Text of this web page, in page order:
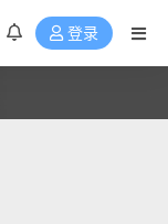
登录